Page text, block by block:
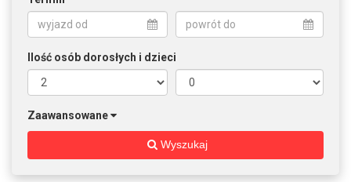
wyjazd od
powrót do
Ilość osób dorosłych i dzieci
Zaawansowane
Wyszukaj